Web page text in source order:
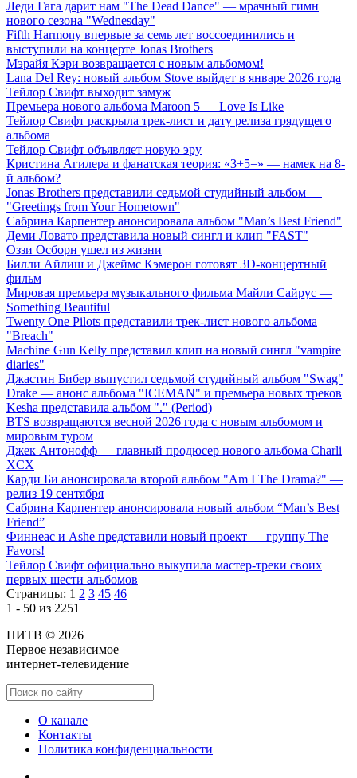
Леди Гага дарит нам "The Dead Dance" — мрачный гимн
нового сезона "Wednesday"
Fifth Harmony впервые за семь лет воссоединились и
выступили на концерте Jonas Brothers
Мэрайя Кэри возвращается с новым альбомом!
Lana Del Rey: новый альбом Stove выйдет в январе 2026 года
Тейлор Свифт выходит замуж
Премьера нового альбома Maroon 5 — Love Is Like
Тейлор Свифт раскрыла трек-лист и дату релиза грядущего
альбома
Тейлор Свифт объявляет новую эру
Кристина Агилера и фанатская теория: «3+5=» — намек на 8-
й альбом?
Jonas Brothers представили седьмой студийный альбом —
"Greetings from Your Hometown"
Сабрина Карпентер анонсировала альбом "Man’s Best Friend"
Деми Ловато представила новый сингл и клип "FAST"
Оззи Осборн ушел из жизни
Билли Айлиш и Джеймс Кэмерон готовят 3D-концертный
фильм
Мировая премьера музыкального фильма Майли Сайрус —
Something Beautiful
Twenty One Pilots представили трек-лист нового альбома
"Breach"
Machine Gun Kelly представил клип на новый сингл "vampire
diaries"
Джастин Бибер выпустил седьмой студийный альбом "Swag"
Drake — анонс альбома "ICEMAN" и премьера новых треков
Kesha представила альбом "." (Period)
BTS возвращаются весной 2026 года с новым альбомом и
мировым туром
Джек Антонофф — главный продюсер нового альбома Charli
XCX
Карди Би анонсировала второй альбом "Am I The Drama?" —
релиз 19 сентября
Сабрина Карпентер анонсировала новый альбом “Man’s Best
Friend”
Финнеас и Ashe представили новый проект — группу The
Favors!
Тейлор Свифт официально выкупила мастер-треки своих
первых шести альбомов
Страницы: 1 2 3 45 46
1 - 50 из 2251
НИТВ © 2026
Первое независимое
интернет-телевидение
О канале
Контакты
Политика конфиденциальности